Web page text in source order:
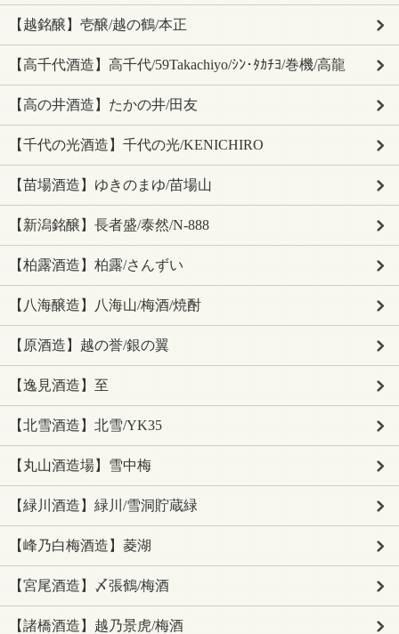
【越銘醸】壱醸/越の鶴/本正
【高千代酒造】高千代/59Takachiyo/ｼﾝ･ﾀｶﾁﾖ/巻機/高龍
【高の井酒造】たかの井/田友
【千代の光酒造】千代の光/KENICHIRO
【苗場酒造】ゆきのまゆ/苗場山
【新潟銘醸】長者盛/泰然/N-888
【柏露酒造】柏露/さんずい
【八海醸造】八海山/梅酒/焼酎
【原酒造】越の誉/銀の翼
【逸見酒造】至
【北雪酒造】北雪/YK35
【丸山酒造場】雪中梅
【緑川酒造】緑川/雪洞貯蔵緑
【峰乃白梅酒造】菱湖
【宮尾酒造】〆張鶴/梅酒
【諸橋酒造】越乃景虎/梅酒